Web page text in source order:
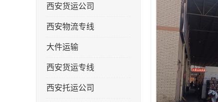
西安货运公司
西安物流专线
大件运输
西安货运专线
西安托运公司